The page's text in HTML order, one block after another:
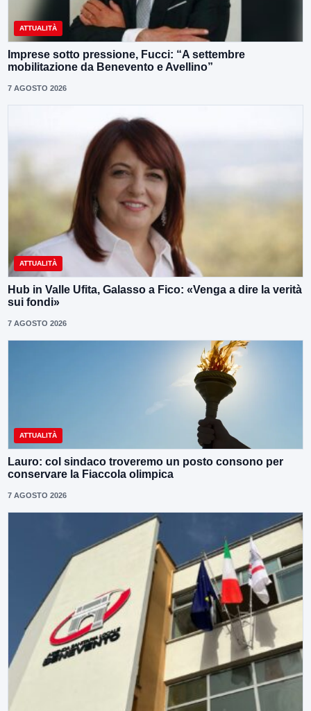
ATTUALITÀ
Imprese sotto pressione, Fucci: “A settembre
mobilitazione da Benevento e Avellino”
7 AGOSTO 2026
ATTUALITÀ
Hub in Valle Ufita, Galasso a Fico: «Venga a dire la verità
sui fondi»
7 AGOSTO 2026
ATTUALITÀ
Lauro: col sindaco troveremo un posto consono per
conservare la Fiaccola olimpica
7 AGOSTO 2026